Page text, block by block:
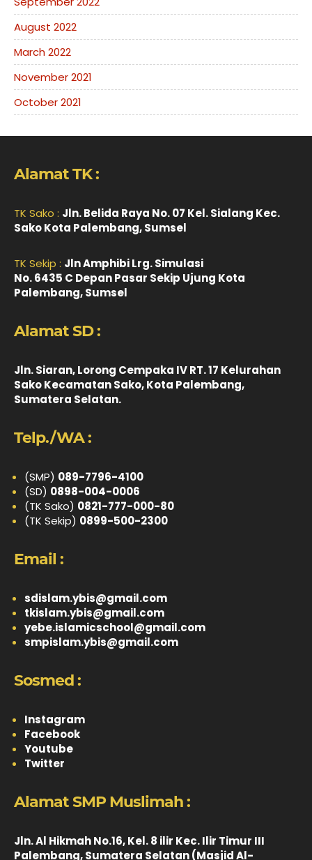
August 2022
March 2022
November 2021
October 2021
Alamat TK :
TK Sako : Jln. Belida Raya No. 07 Kel. Sialang Kec.
Sako Kota Palembang, Sumsel
TK Sekip : Jln Amphibi Lrg. Simulasi
No. 6435 C Depan Pasar Sekip Ujung Kota
Palembang, Sumsel
Alamat SD :
Jln. Siaran, Lorong Cempaka IV RT. 17 Kelurahan
Sako Kecamatan Sako, Kota Palembang,
Sumatera Selatan.
Telp./WA :
(SMP) 089-7796-4100
(SD) 0898-004-0006
(TK Sako) 0821-777-000-80
(TK Sekip) 0899-500-2300
Email :
sdislam.ybis@gmail.com
tkislam.ybis@gmail.com
yebe.islamicschool@gmail.com
smpislam.ybis@gmail.com
Sosmed :
Instagram
Facebook
Youtube
Twitter
Alamat SMP Muslimah :
Jln. Al Hikmah No.16, Kel. 8 ilir Kec. Ilir Timur III
Palembang, Sumatera Selatan (Masjid Al-